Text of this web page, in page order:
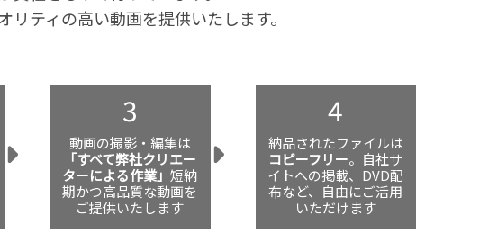
ティの高い動画を提供いたします。
3
動画の撮影・編集は
「すべて弊社クリエー
ターによる作業」短納
期かつ高品質な動画を
ご提供いたします
4
納品されたファイルは
コピーフリー。自社サ
イトへの掲載、DVD配
布など、自由にご活用
いただけます